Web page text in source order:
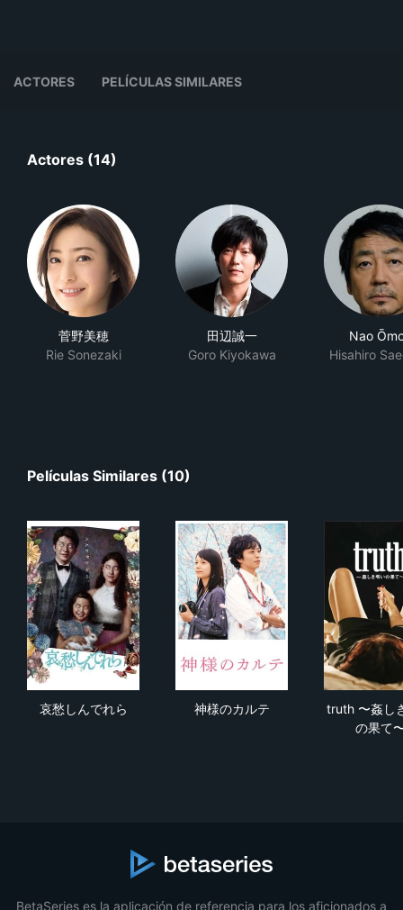
ACTORES PELÍCULAS SIMILARES
Actores (14)
菅野美穂
Rie Sonezaki
田辺誠一
Goro Kiyokawa
Nao
Hisahiro
Películas Similares (10)
哀愁しんでれら 神様のカルテ
truth 〜姦し
の果て
BetaSeries es la aplicación de referencia para los aficionados a